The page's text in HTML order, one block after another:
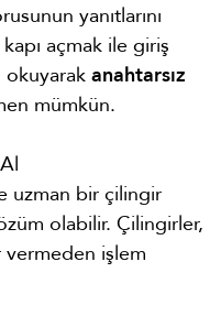
yanıtlarını
kapı açmak ile giriş
okuyarak anahtarsız
mümkün.
uzman bir çilingir
olabilir. Çilingirler,
vermeden işlem